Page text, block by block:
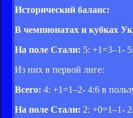
Исторический баланс:
В чемпионатах и кубках
На поле Стали: 5: +1=3–1-
Из них в первой лиге:
Всего: 4: +1=1–2- 4:6 в
На поле Стали: 2: +0=1–1-